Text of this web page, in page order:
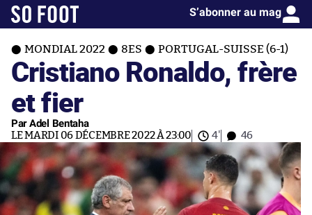
S’abonner au mag
MONDIAL 2022 8ES PORTUGAL-SUISSE (6-1)
Cristiano Ronaldo, frère
et fier
Par Adel Bentaha
LE MARDI 06 DÉCEMBRE 2022 À 23:00 4' 46